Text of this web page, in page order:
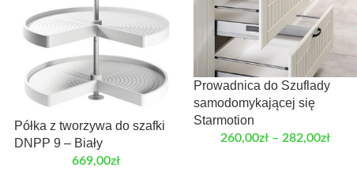
Półka z tworzywa do szafki
DNPP 9 – Biały
669,00zł
Prowadnica do Szuflady
samodomykającej się
Starmotion
260,00zł – 282,00zł